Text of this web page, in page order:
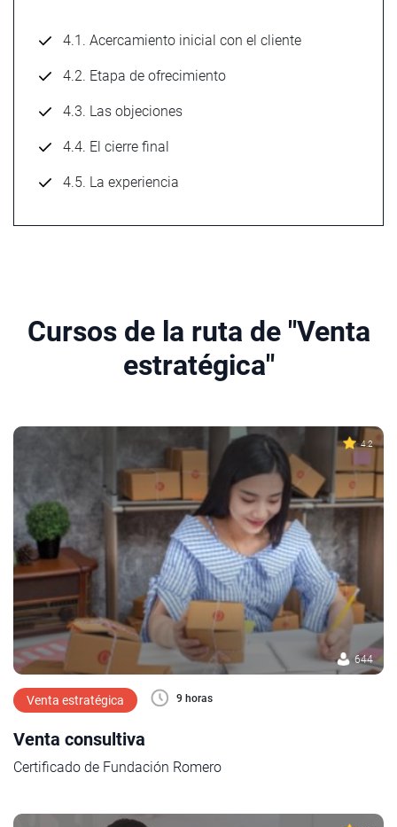
4.1. Acercamiento inicial con el cliente
4.2. Etapa de ofrecimiento
4.3. Las objeciones
4.4. El cierre final
4.5. La experiencia
Cursos de la ruta de "Venta
estratégica"
4.2
644
Venta estratégica 9 horas
Venta consultiva
Certificado de Fundación Romero